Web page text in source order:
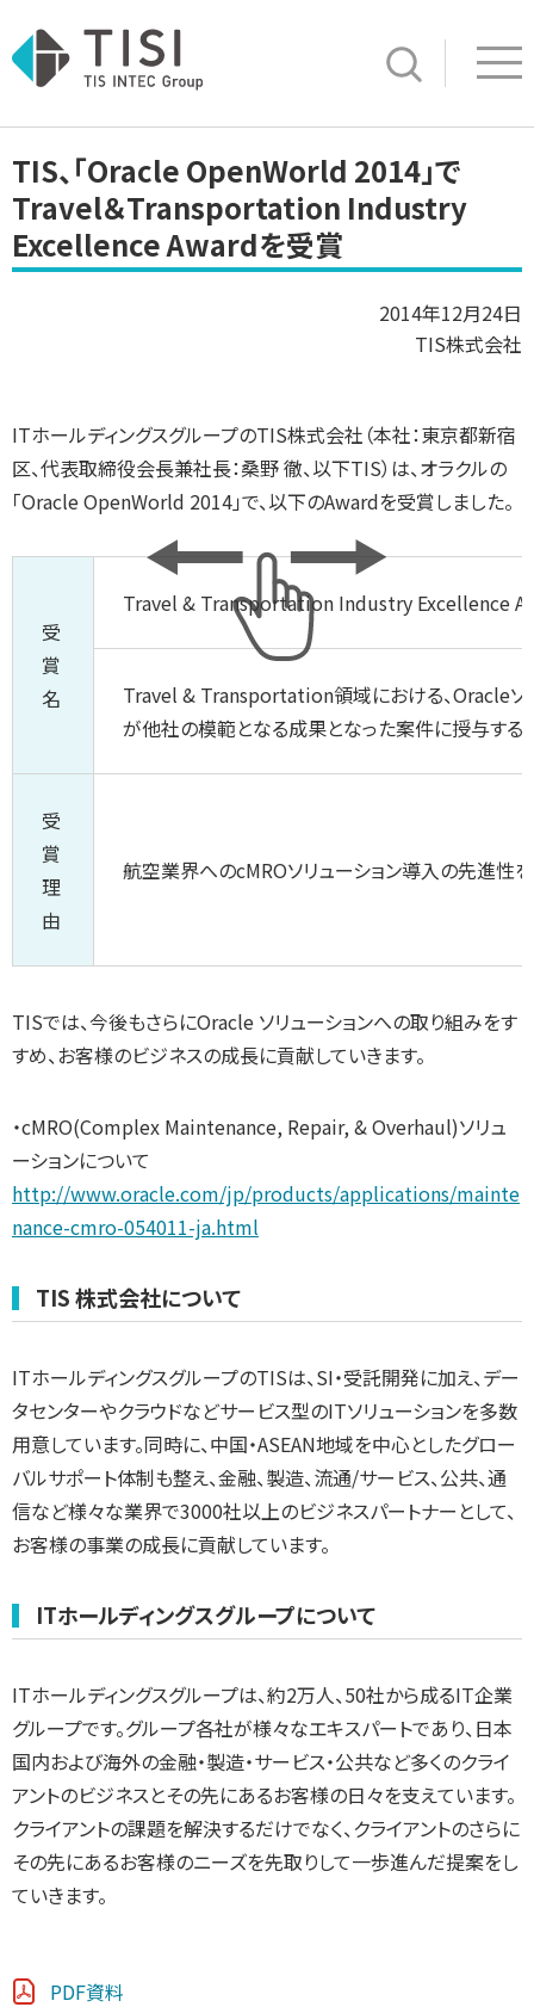
サイト内検索
TIS、「Oracle OpenWorld 2014」で
Travel＆Transportation Industry
Excellence Awardを受賞
2014年12月24日
TIS株式会社
ITホールディングスグループのTIS株式会社（本社：東京都新宿
区、代表取締役会長兼社長：桑野 徹、以下TIS）は、オラクルの
「Oracle OpenWorld 2014」で、以下のAwardを受賞しました。
受
賞
名
Travel & Transportation Industry Excellence
Travel & Transportation領域における、Oracleソ
が他社の模範となる成果となった案件に授与する
受
賞
理
由
航空業界へのcMROソリューション導入の先進性
TISでは、今後もさらにOracle ソリューションへの取り組みをす
すめ、お客様のビジネスの成長に貢献していきます。
・cMRO(Complex Maintenance, Repair, & Overhaul)ソリュ
ーションについて
http://www.oracle.com/jp/products/applications/mainte
nance-cmro-054011-ja.html
TIS 株式会社について
ITホールディングスグループのTISは、SI・受託開発に加え、デー
タセンターやクラウドなどサービス型のITソリューションを多数
用意しています。同時に、中国・ASEAN地域を中心としたグロー
バルサポート体制も整え、金融、製造、流通/サービス、公共、通
信など様々な業界で3000社以上のビジネスパートナーとして、
お客様の事業の成長に貢献しています。
ITホールディングスグループについて
ITホールディングスグループは、約2万人、50社から成るIT企業
グループです。グループ各社が様々なエキスパートであり、日本
国内および海外の金融・製造・サービス・公共など多くのクライ
アントのビジネスとその先にあるお客様の日々を支えています。
クライアントの課題を解決するだけでなく、クライアントのさらに
その先にあるお客様のニーズを先取りして一歩進んだ提案をし
ていきます。
PDF資料